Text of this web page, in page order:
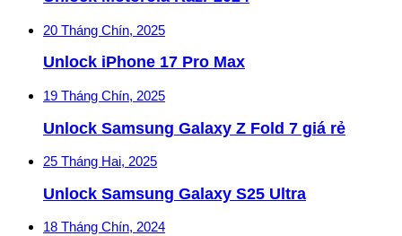
20 Tháng Chín, 2025
Unlock iPhone 17 Pro Max
19 Tháng Chín, 2025
Unlock Samsung Galaxy Z Fold 7 giá rẻ
25 Tháng Hai, 2025
Unlock Samsung Galaxy S25 Ultra
18 Tháng Chín, 2024